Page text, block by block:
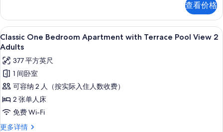
Adult
的
所
有
照
片
with
Terrace
Pool
View
Adult
更
多
信
息
查看价格
显
示
Classic
One
Bedroom
Apartment
with
Terrace
Pool
高档床上用品、客房内保险箱、免费
10
Classic One Bedroom Apartment with Terrace Pool View 2
Adults
377 平方英尺
1 间卧室
可容纳 2 人（按实际入住人数收费）
2 张单人床
免费 Wi-Fi
更多详情
Classic